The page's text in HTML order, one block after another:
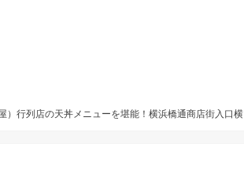
）行列店の天丼メニューを堪能！横浜橋通商店街入口横